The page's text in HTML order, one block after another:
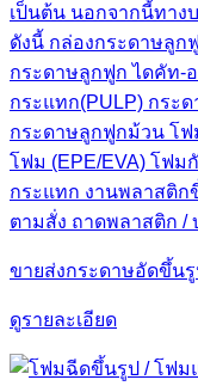
เป็นต้น นอกจากนี้ทา
ดังนี้ กล่องกระดาษลูก
กระดาษลูกฟูก ไดคัท-
กระแทก(PULP) กระ
กระดาษลูกฟูกม้วน โ
โฟม (EPE/EVA) โฟม
กระแทก งานพลาสติ
ตามสั่ง ถาดพลาสติก /
ขายส่งกระดาษอัดขึ้น
ดูรายละเอียด